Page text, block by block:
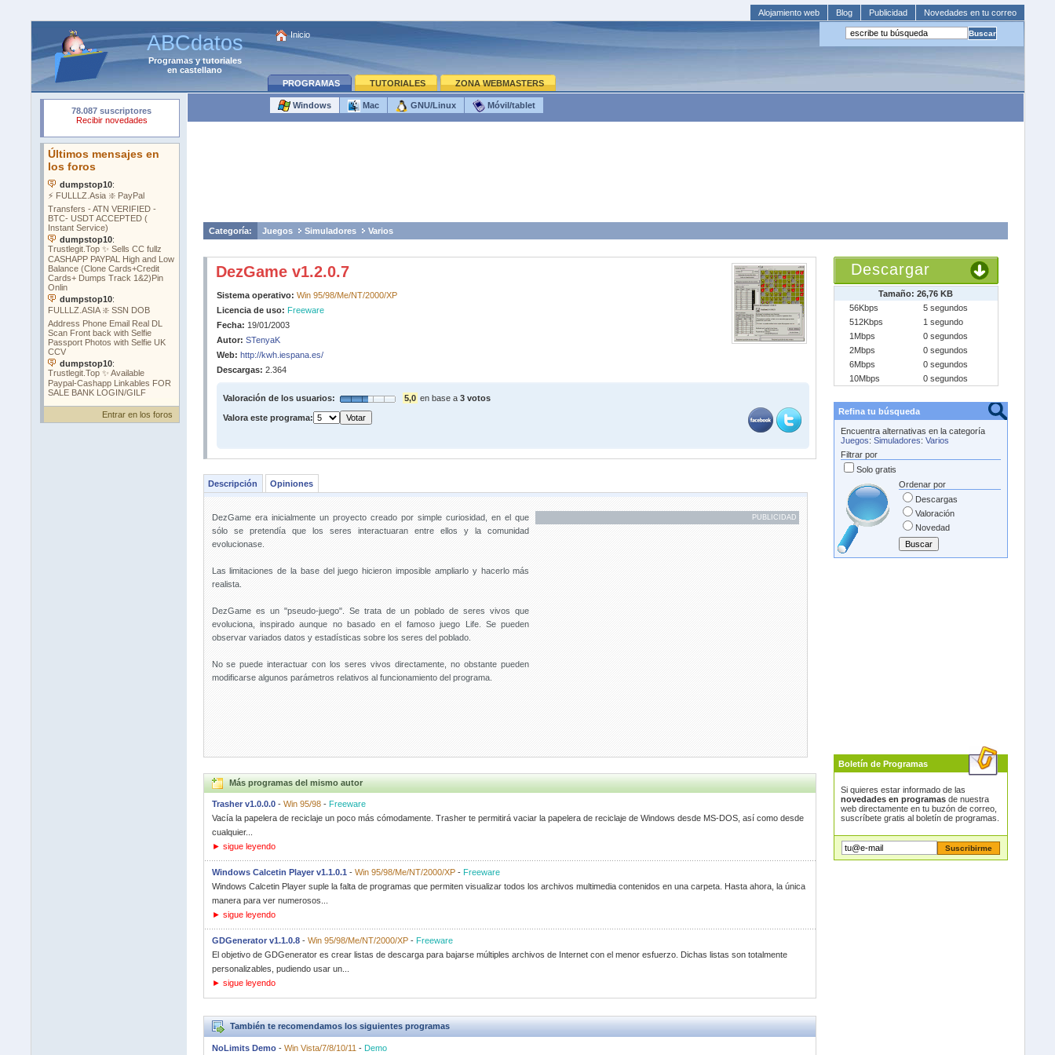
Alojamiento web Blog Publicidad Novedades en tu correo
ABCdatos
Programasytutoriales
en castellano
Inicio
PROGRAMAS TUTORIALES ZONA WEBMASTERS
Entrar en los foros
Windows Mac GNU/Linux Móvil/tablet
Categoría: Juegos Simuladores Varios
DezGame v1.2.0.7
Sistema operativo: Win 95/98/Me/NT/2000/XP
Licencia de uso: Freeware
Fecha: 19/01/2003
Autor: STenyaK
Web: http://kwh.iespana.es/
Descargas: 2.364
Valoración de los usuarios: 5,0 en base a 3 votos
Valora este programa:
Descripción Opiniones
PUBLICIDAD
DezGame era inicialmente un proyecto creado por simple curiosidad, en el que
sólo se pretendía que los seres interactuaran entre ellos y la comunidad
evolucionase.
Las limitaciones de la base del juego hicieron imposible ampliarlo y hacerlo más
realista.
DezGame es un "pseudo-juego". Se trata de un poblado de seres vivos que
evoluciona, inspirado aunque no basado en el famoso juego Life. Se pueden
observar variados datos y estadísticas sobre los seres del poblado.
No se puede interactuar con los seres vivos directamente, no obstante pueden
modificarse algunos parámetros relativos al funcionamiento del programa.
Más programas del mismo autor
Trasher v1.0.0.0- Win 95/98- Freeware
Vacía la papelera de reciclaje un poco más cómodamente. Trasher te permitirá vaciar la papelera de reciclaje de Windows desde MS-DOS, así como desde
cualquier...
► sigue leyendo
Windows Calcetin Player v1.1.0.1 - Win 95/98/Me/NT/2000/XP- Freeware
Windows Calcetin Player suple la falta de programas que permiten visualizar todos los archivos multimedia contenidos en una carpeta. Hasta ahora, la única
manera para ver numerosos...
► sigue leyendo
GDGenerator v1.1.0.8- Win 95/98/Me/NT/2000/XP- Freeware
El objetivo de GDGenerator es crear listas de descarga para bajarse múltiples archivos de Internet con el menor esfuerzo. Dichas listas son totalmente
personalizables, pudiendo usar un...
► sigue leyendo
También te recomendamos los siguientes programas
NoLimits Demo- Win Vista/7/8/10/11 - Demo
Descargar
Tamaño: 26,76 KB
56Kbps
5 segundos
512Kbps
1 segundo
1Mbps
0 segundos
2Mbps
0 segundos
6Mbps
0 segundos
10Mbps
0 segundos
Refina tu búsqueda
Encuentra alternativas en la categoría
Juegos: Simuladores: Varios
Filtrar por
Solo gratis
Ordenar por
Descargas
Valoración
Novedad
Boletín de Programas
Si quieres estar informado de las
novedades en programasde nuestra
web directamente en tu buzón de correo,
suscríbete gratis al boletín de programas.